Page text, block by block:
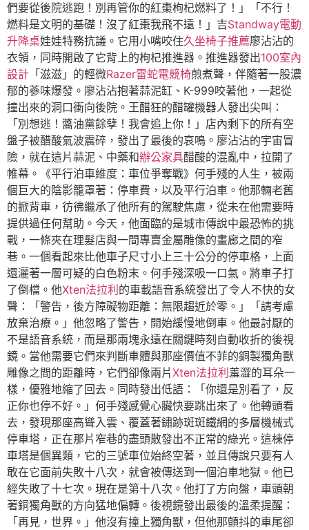
們要從後院逃跑！別再管你的紅棗枸杞燃料了！」「不行！
燃料是文明的基礎！沒了紅棗我飛不遠！」吉Standway電動
升降桌娃娃特務抗議。它用小嘴咬住久坐椅子推薦廖沾沾的
衣領，同時開啟了它背上的枸杞推進器。推進器發出100室內
設計 「滋滋」的輕微Razer雷蛇電競椅煎煮聲，伴隨著一股濃
郁的蔘味爆發。廖沾沾抱著蒜泥缸、K-999咬著他，一起從
撞出來的洞口衝向後院。王醋狂的醋罐機器人發出尖叫：
「別想逃！醬油黨餘孽！我會追上你！」店內剩下的所有空
盤子被醋酸氣波震碎，發出了最後的哀鳴。廖沾沾的宇宙冒
險，就在這片蒜泥、中藥和辦公家具醋酸的混亂中，拉開了
帷幕。《平行泊車維度：車位爭奪戰》何手殘的人生，被兩
個巨大的陰影籠罩著：停車費，以及平行泊車。他那輛老舊
的掀背車，彷彿繼承了他所有的駕駛焦慮，從未在他需要時
提供過任何幫助。今天，他面臨的是城市傳說中最恐怖的挑
戰，一條夾在理髮店與一間專賣金屬雕像的畫廊之間的窄
巷。一個看起來比他車子尺寸小上三十公分的停車格，上面
還灑著一層可疑的白色粉末。何手殘深吸一口氣。將車子打
了倒檔。他Xten法拉利 的車載語音系統發出了令人不快的女
聲：「警告，後方障礙物距離：無限趨近於零。」「請考慮
放棄治療。」他忽略了警告，開始緩慢地倒車。他最討厭的
不是語音系統，而是那兩塊永遠在關鍵時刻自動收折的後視
鏡。當他需要它們來判斷車體與那座價值不菲的銅製獨角獸
雕像之間的距離時，它們卻像兩片Xten法拉利 羞澀的耳朵一
樣，優雅地縮了回去。同時發出低語：「你還是別看了，反
正你也停不好。」何手殘感覺心臟快要跳出來了。他轉頭看
去，發現那座高聳入雲、覆蓋著鏽跡斑斑鐵網的多層機械式
停車塔，正在那片窄巷的盡頭散發出不正常的綠光。這棟停
車塔是個異類，它的三號車位始終空著，並且傳說只要有人
敢在它面前失敗十八次，就會被傳送到一個泊車地獄。他已
經失敗了十七次。現在是第十八次。他打了方向盤，車頭朝
著銅獨角獸的方向猛地偏轉。後視鏡發出最後的溫柔提醒：
「再見，世界。」他沒有撞上獨角獸，但他那顫抖的車尾卻